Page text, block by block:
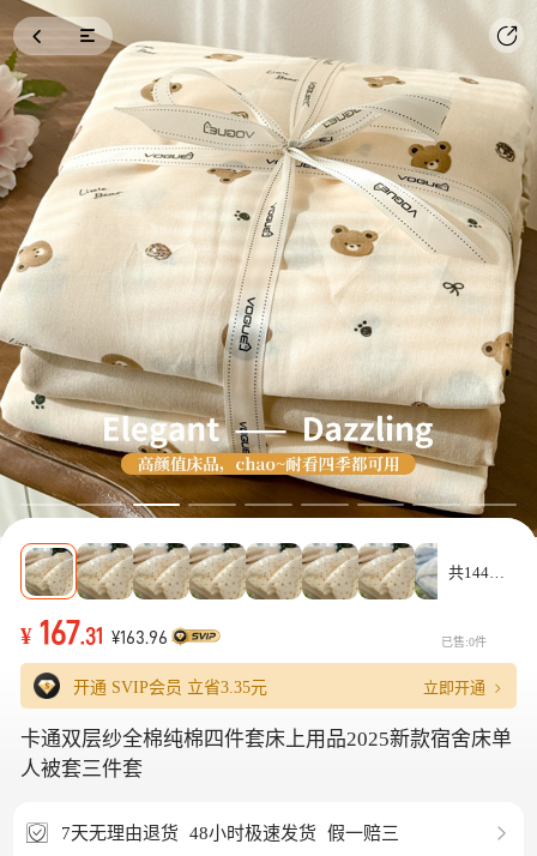
共144款
¥ 167.31 ¥163.96 已售:0件
开通 SVIP会员 立省3.35元 立即开通
卡通双层纱全棉纯棉四件套床上用品2025新款宿舍床单
人被套三件套
7天无理由退货 48小时极速发货 假一赔三